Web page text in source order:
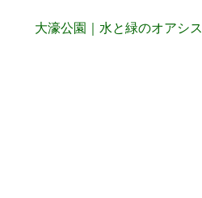
大濠公園｜水と緑のオアシス